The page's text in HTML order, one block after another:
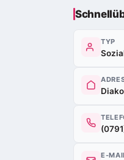
TYP
E-